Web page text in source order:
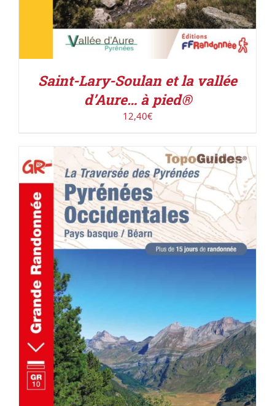
Saint-Lary-Soulan et la vallée
d’Aure… à pied®
12,40€
ACHETER LE PRODUIT / DÉTAILS